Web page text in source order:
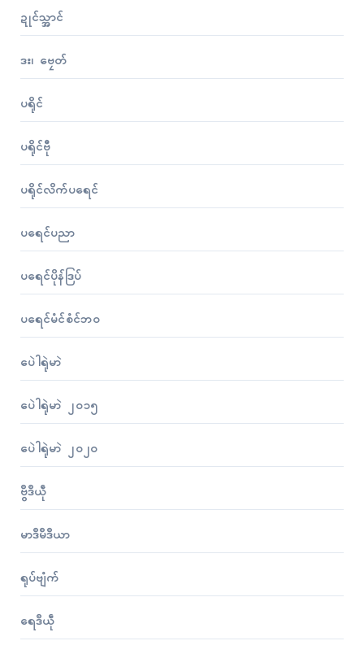
ဍုၚ်သ္အာၚ်
ဒး၊ ဗၠေတ်
ပရိုၚ်
ပရိုၚ်ဗီု
ပရိုၚ်လိက်ပရေၚ်
ပရေၚ်ပညာ
ပရေၚ်ပိုန်ဒြပ်
ပရေၚ်မံၚ်စံၚ်ဘဝ
ပေဲါရုဲမာဲ
ပေဲါရုဲမာဲ ၂၀၁၅
ပေဲါရုဲမာဲ ၂၀၂၀
ဗွဳဒဳယဵု
မာဒဳမဳဒဳယာ
ရုပ်ဗျံက်
ရေဒဳယဵု